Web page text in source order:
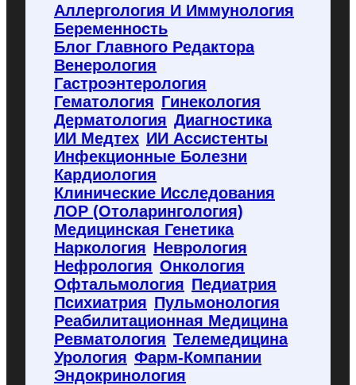
Аллергология И Иммунология
Беременность
Блог Главного Редактора
Венерология
Гастроэнтерология
Гематология Гинекология
Дерматология Диагностика
ИИ Медтех ИИ Ассистенты
Инфекционные Болезни
Кардиология
Клинические Исследования
ЛОР (отоларингология)
Медицинская Генетика
Наркология Неврология
Нефрология Онкология
Офтальмология Педиатрия
Психиатрия Пульмонология
Реабилитационная Медицина
Ревматология Телемедицина
Урология Фарм-Компании
Эндокринология